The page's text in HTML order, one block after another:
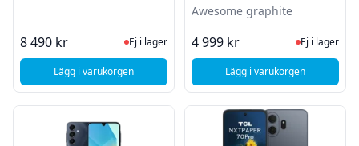
8 490 kr Ej i lager, besök produktsidan för
Ej i lager
Lägg i varukorgen, Fairphone 5 - 256GB - Blå
Awesome graphite
4 999 kr Ej i lager,
Ej i lager
Lägg i varukorgen, Samsung Galaxy